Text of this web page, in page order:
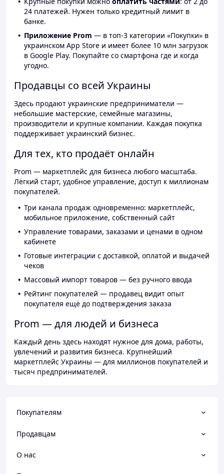
24 платежей. Нужен только кредитный лимит в
банке.
Приложение Prom — в топ-3 категории «Покупки» в
украинском App Store и имеет более 10 млн загрузок
в Google Play. Покупайте со смартфона где и когда
угодно.
Продавцы со всей Украины
Здесь продают украинские предприниматели —
небольшие мастерские, семейные магазины,
производители и крупные компании. Каждая покупка
поддерживает украинский бизнес.
Для тех, кто продаёт онлайн
Prom — маркетплейс для бизнеса любого масштаба.
Лёгкий старт, удобное управление, доступ к миллионам
покупателей.
Три канала продаж одновременно: маркетплейс,
мобильное приложение, собственный сайт
Управление товарами, заказами и ценами в одном
кабинете
Готовые интеграции с доставкой, оплатой и выдачей
чеков
Массовый импорт товаров — без ручного ввода
Рейтинг покупателей — продавец видит опыт
покупателя ещё до подтверждения заказа
Prom — для людей и бизнеса
Каждый день здесь находят нужное для дома, работы,
увлечений и развития бизнеса. Крупнейший
маркетплейс Украины — для миллионов покупателей и
тысяч предпринимателей.
Покупателям
Продавцам
О нас